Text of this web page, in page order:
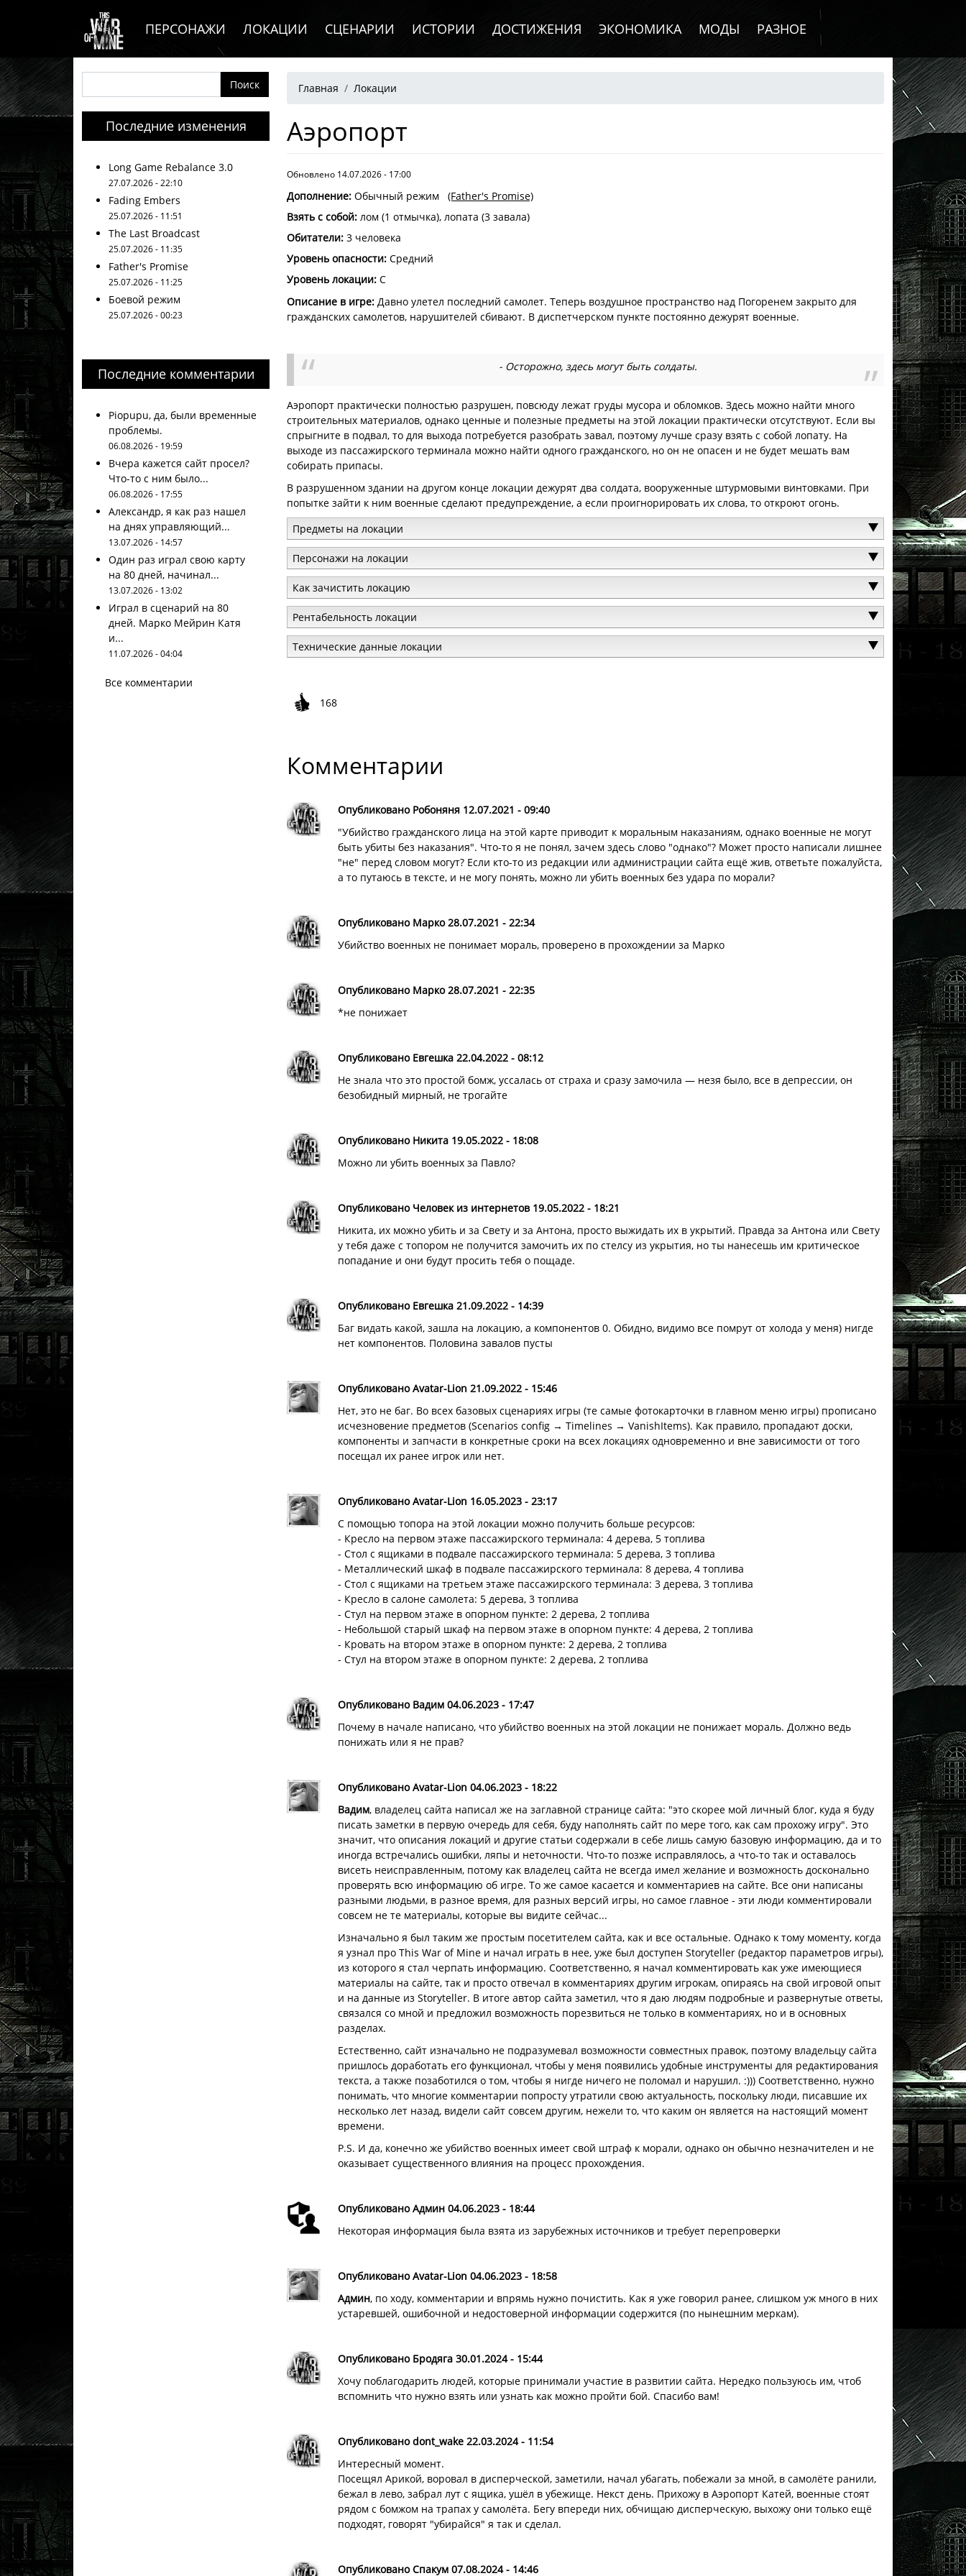
Основная навигация
ПЕРСОНАЖИ ЛОКАЦИИ СЦЕНАРИИ ИСТОРИИ ДОСТИЖЕНИЯ ЭКОНОМИКА МОДЫ РАЗНОЕ
Последние изменения
Long Game Rebalance 3.0
27.07.2026 - 22:10
Fading Embers
25.07.2026 - 11:51
The Last Broadcast
25.07.2026 - 11:35
Father's Promise
25.07.2026 - 11:25
Боевой режим
25.07.2026 - 00:23
Последние комментарии
Piopupu, да, были временные
проблемы.
06.08.2026 - 19:59
Вчера кажется сайт просел?
Что-то с ним было...
06.08.2026 - 17:55
Александр, я как раз нашел
на днях управляющий...
13.07.2026 - 14:57
Один раз играл свою карту
на 80 дней, начинал...
13.07.2026 - 13:02
Играл в сценарий на 80
дней. Марко Мейрин Катя
и...
11.07.2026 - 04:04
Все комментарии
Строка навигации
Главная Локации
Аэропорт
Обновлено 14.07.2026 - 17:00
Дополнение: Обычный режим
(Father's Promise)
Взять с собой: лом (1 отмычка), лопата (3 завала)
Обитатели: 3 человека
Уровень опасности: Средний
Уровень локации: C
Описание в игре: Давно улетел последний самолет. Теперь воздушное пространство над Погоренем закрыто для
гражданских самолетов, нарушителей сбивают. В диспетчерском пункте постоянно дежурят военные.
- Осторожно, здесь могут быть солдаты.
Аэропорт практически полностью разрушен, повсюду лежат груды мусора и обломков. Здесь можно найти много
строительных материалов, однако ценные и полезные предметы на этой локации практически отсутствуют. Если вы
спрыгните в подвал, то для выхода потребуется разобрать завал, поэтому лучше сразу взять с собой лопату. На
выходе из пассажирского терминала можно найти одного гражданского, но он не опасен и не будет мешать вам
собирать припасы.
В разрушенном здании на другом конце локации дежурят два солдата, вооруженные штурмовыми винтовками. При
попытке зайти к ним военные сделают предупреждение, а если проигнорировать их слова, то откроют огонь.
Предметы на локации
Персонажи на локации
Как зачистить локацию
Рентабельность локации
Технические данные локации
168
Комментарии
Опубликовано Робоняня 12.07.2021 - 09:40
"Убийство гражданского лица на этой карте приводит к моральным наказаниям, однако военные не могут
быть убиты без наказания". Что-то я не понял, зачем здесь слово "однако"? Может просто написали лишнее
"не" перед словом могут? Если кто-то из редакции или администрации сайта ещё жив, ответьте пожалуйста,
а то путаюсь в тексте, и не могу понять, можно ли убить военных без удара по морали?
Опубликовано Марко 28.07.2021 - 22:34
Убийство военных не понимает мораль, проверено в прохождении за Марко
Опубликовано Марко 28.07.2021 - 22:35
*не понижает
Опубликовано Евгешка 22.04.2022 - 08:12
Не знала что это простой бомж, уссалась от страха и сразу замочила — незя было, все в депрессии, он
безобидный мирный, не трогайте
Опубликовано Никита 19.05.2022 - 18:08
Можно ли убить военных за Павло?
Опубликовано Человек из интернетов 19.05.2022 - 18:21
Никита, их можно убить и за Свету и за Антона, просто выжидать их в укрытий. Правда за Антона или Свету
у тебя даже с топором не получится замочить их по стелсу из укрытия, но ты нанесешь им критическое
попадание и они будут просить тебя о пощаде.
Опубликовано Евгешка 21.09.2022 - 14:39
Баг видать какой, зашла на локацию, а компонентов 0. Обидно, видимо все помрут от холода у меня) нигде
нет компонентов. Половина завалов пусты
Опубликовано Avatar-Lion 21.09.2022 - 15:46
Нет, это не баг. Во всех базовых сценариях игры (те самые фотокарточки в главном меню игры) прописано
исчезновение предметов (Scenarios config → Timelines → VanishItems). Как правило, пропадают доски,
компоненты и запчасти в конкретные сроки на всех локациях одновременно и вне зависимости от того
посещал их ранее игрок или нет.
Опубликовано Avatar-Lion 16.05.2023 - 23:17
С помощью топора на этой локации можно получить больше ресурсов:
- Кресло на первом этаже пассажирского терминала: 4 дерева, 5 топлива
- Стол с ящиками в подвале пассажирского терминала: 5 дерева, 3 топлива
- Металлический шкаф в подвале пассажирского терминала: 8 дерева, 4 топлива
- Стол с ящиками на третьем этаже пассажирского терминала: 3 дерева, 3 топлива
- Кресло в салоне самолета: 5 дерева, 3 топлива
- Стул на первом этаже в опорном пункте: 2 дерева, 2 топлива
- Небольшой старый шкаф на первом этаже в опорном пункте: 4 дерева, 2 топлива
- Кровать на втором этаже в опорном пункте: 2 дерева, 2 топлива
- Стул на втором этаже в опорном пункте: 2 дерева, 2 топлива
Опубликовано Вадим 04.06.2023 - 17:47
Почему в начале написано, что убийство военных на этой локации не понижает мораль. Должно ведь
понижать или я не прав?
Опубликовано Avatar-Lion 04.06.2023 - 18:22
Вадим, владелец сайта написал же на заглавной странице сайта: "это скорее мой личный блог, куда я буду
писать заметки в первую очередь для себя, буду наполнять сайт по мере того, как сам прохожу игру". Это
значит, что описания локаций и другие статьи содержали в себе лишь самую базовую информацию, да и то
иногда встречались ошибки, ляпы и неточности. Что-то позже исправлялось, а что-то так и оставалось
висеть неисправленным, потому как владелец сайта не всегда имел желание и возможность досконально
проверять всю информацию об игре. То же самое касается и комментариев на сайте. Все они написаны
разными людьми, в разное время, для разных версий игры, но самое главное - эти люди комментировали
совсем не те материалы, которые вы видите сейчас...
Изначально я был таким же простым посетителем сайта, как и все остальные. Однако к тому моменту, когда
я узнал про This War of Mine и начал играть в нее, уже был доступен Storyteller (редактор параметров игры),
из которого я стал черпать информацию. Соответственно, я начал комментировать как уже имеющиеся
материалы на сайте, так и просто отвечал в комментариях другим игрокам, опираясь на свой игровой опыт
и на данные из Storyteller. В итоге автор сайта заметил, что я даю людям подробные и развернутые ответы,
связался со мной и предложил возможность порезвиться не только в комментариях, но и в основных
разделах.
Естественно, сайт изначально не подразумевал возможности совместных правок, поэтому владельцу сайта
пришлось доработать его функционал, чтобы у меня появились удобные инструменты для редактирования
текста, а также позаботился о том, чтобы я нигде ничего не поломал и нарушил. :))) Соответственно, нужно
понимать, что многие комментарии попросту утратили свою актуальность, поскольку люди, писавшие их
несколько лет назад, видели сайт совсем другим, нежели то, что каким он является на настоящий момент
времени.
P.S. И да, конечно же убийство военных имеет свой штраф к морали, однако он обычно незначителен и не
оказывает существенного влияния на процесс прохождения.
Опубликовано Админ 04.06.2023 - 18:44
Некоторая информация была взята из зарубежных источников и требует перепроверки
Опубликовано Avatar-Lion 04.06.2023 - 18:58
Админ, по ходу, комментарии и впрямь нужно почистить. Как я уже говорил ранее, слишком уж много в них
устаревшей, ошибочной и недостоверной информации содержится (по нынешним меркам).
Опубликовано Бродяга 30.01.2024 - 15:44
Хочу поблагодарить людей, которые принимали участие в развитии сайта. Нередко пользуюсь им, чтоб
вспомнить что нужно взять или узнать как можно пройти бой. Спасибо вам!
Опубликовано dont_wake 22.03.2024 - 11:54
Интересный момент.
Посещял Арикой, воровал в дисперческой, заметили, начал убагать, побежали за мной, в самолёте ранили,
бежал в лево, забрал лут с ящика, ушёл в убежище. Некст день. Прихожу в Аэропорт Катей, военные стоят
рядом с бомжом на трапах у самолёта. Бегу впереди них, обчищаю дисперческую, выхожу они только ещё
подходят, говорят "убирайся" я так и сделал.
Опубликовано Спакум 07.08.2024 - 14:46